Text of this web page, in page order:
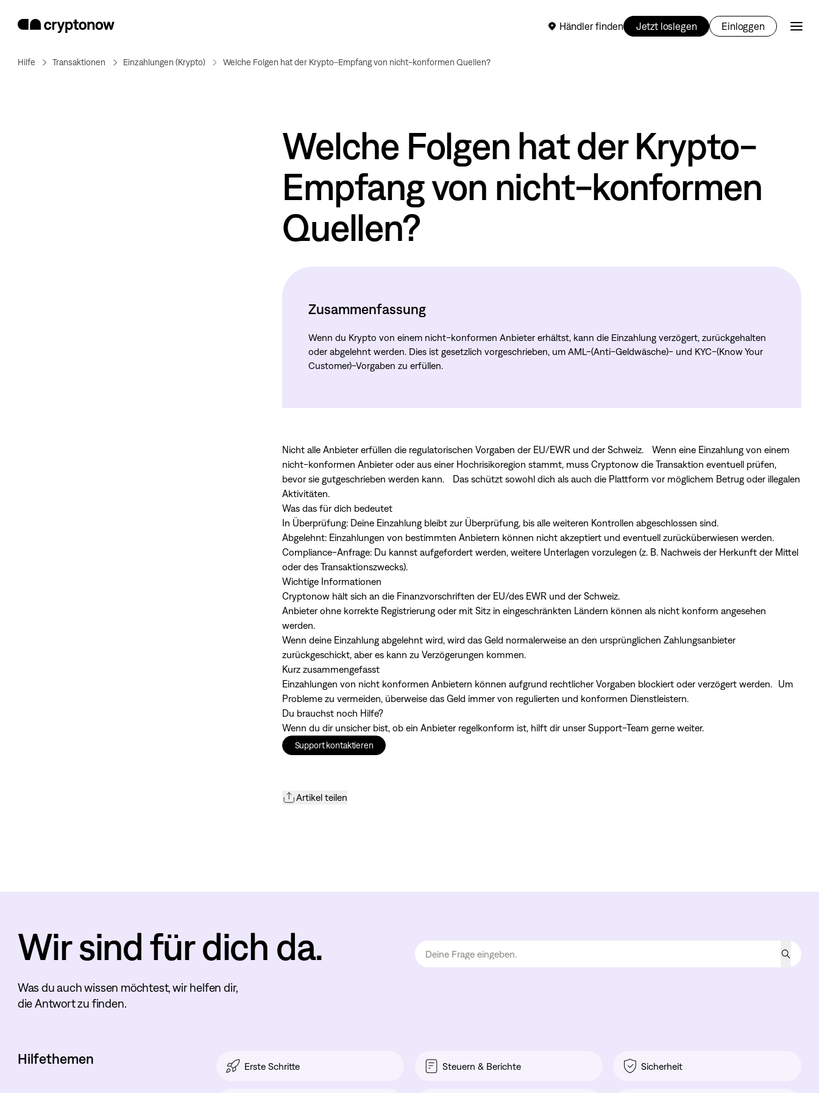
Händler finden Jetzt loslegen Einloggen
Hilfe Transaktionen Einzahlungen (Krypto) Welche Folgen hat der Krypto-Empfang von nicht-konformen Quellen?
Welche Folgen hat der Krypto-
Empfang von nicht-konformen
Quellen?
Zusammenfassung
Wenn du Krypto von einem nicht-konformen Anbieter erhältst, kann die Einzahlung verzögert, zurückgehalten
oder abgelehnt werden. Dies ist gesetzlich vorgeschrieben, um AML-(Anti-Geldwäsche)- und KYC-(Know Your
Customer)-Vorgaben zu erfüllen.
Nicht alle Anbieter erfüllen die regulatorischen Vorgaben der EU/EWR und der Schweiz. Wenn eine Einzahlung von einem
nicht-konformen Anbieter oder aus einer Hochrisikoregion stammt, muss Cryptonow die Transaktion eventuell prüfen,
bevor sie gutgeschrieben werden kann. Das schützt sowohl dich als auch die Plattform vor möglichem Betrug oder illegalen
Aktivitäten.
Was das für dich bedeutet
In Überprüfung: Deine Einzahlung bleibt zur Überprüfung, bis alle weiteren Kontrollen abgeschlossen sind.
Abgelehnt: Einzahlungen von bestimmten Anbietern können nicht akzeptiert und eventuell zurücküberwiesen werden.
Compliance-Anfrage: Du kannst aufgefordert werden, weitere Unterlagen vorzulegen (z. B. Nachweis der Herkunft der Mittel
oder des Transaktionszwecks).
Wichtige Informationen
Cryptonow hält sich an die Finanzvorschriften der EU/des EWR und der Schweiz.
Anbieter ohne korrekte Registrierung oder mit Sitz in eingeschränkten Ländern können als nicht konform angesehen
werden.
Wenn deine Einzahlung abgelehnt wird, wird das Geld normalerweise an den ursprünglichen Zahlungsanbieter
zurückgeschickt, aber es kann zu Verzögerungen kommen.
Kurz zusammengefasst
Einzahlungen von nicht konformen Anbietern können aufgrund rechtlicher Vorgaben blockiert oder verzögert werden. Um
Probleme zu vermeiden, überweise das Geld immer von regulierten und konformen Dienstleistern.
Du brauchst noch Hilfe?
Wenn du dir unsicher bist, ob ein Anbieter regelkonform ist, hilft dir unser Support-Team gerne weiter.
Support kontaktieren
Artikel teilen
Wir sind für dich da.
Was du auch wissen möchtest, wir helfen dir,
die Antwort zu finden.
Hilfethemen Erste Schritte Steuern & Berichte Sicherheit